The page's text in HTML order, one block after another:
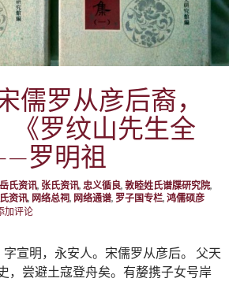
儒罗从彦后裔，
《罗纹山先生全
罗明祖
岳氏资讯, 张氏资讯, 忠义循良, 敦睦姓氏谱牒研究院,
资讯, 网络总祠, 网络通谱, 罗子国专栏, 鸿儒硕彦
加评论
宣明，永安人。宋儒罗从彦后。 父天
，尝避土寇登舟矣。有嫠携子女号岸